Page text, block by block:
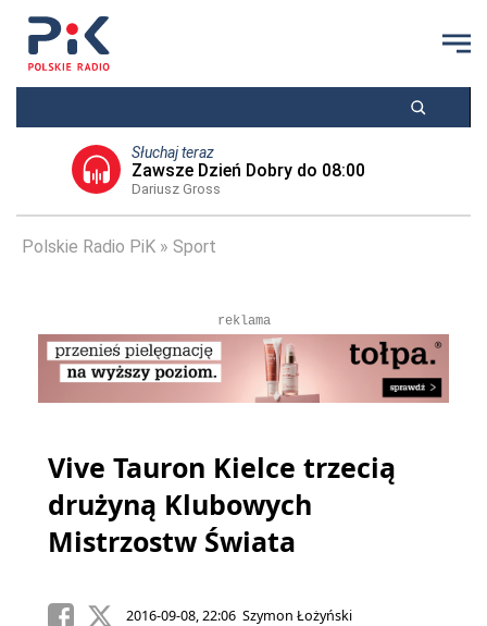
Słuchaj teraz
Zawsze Dzień Dobry do 08:00
Dariusz Gross
Polskie Radio PiK Sport
reklama
Vive Tauron Kielce trzecią
drużyną Klubowych
Mistrzostw Świata
2016-09-08, 22:06 Szymon Łożyński